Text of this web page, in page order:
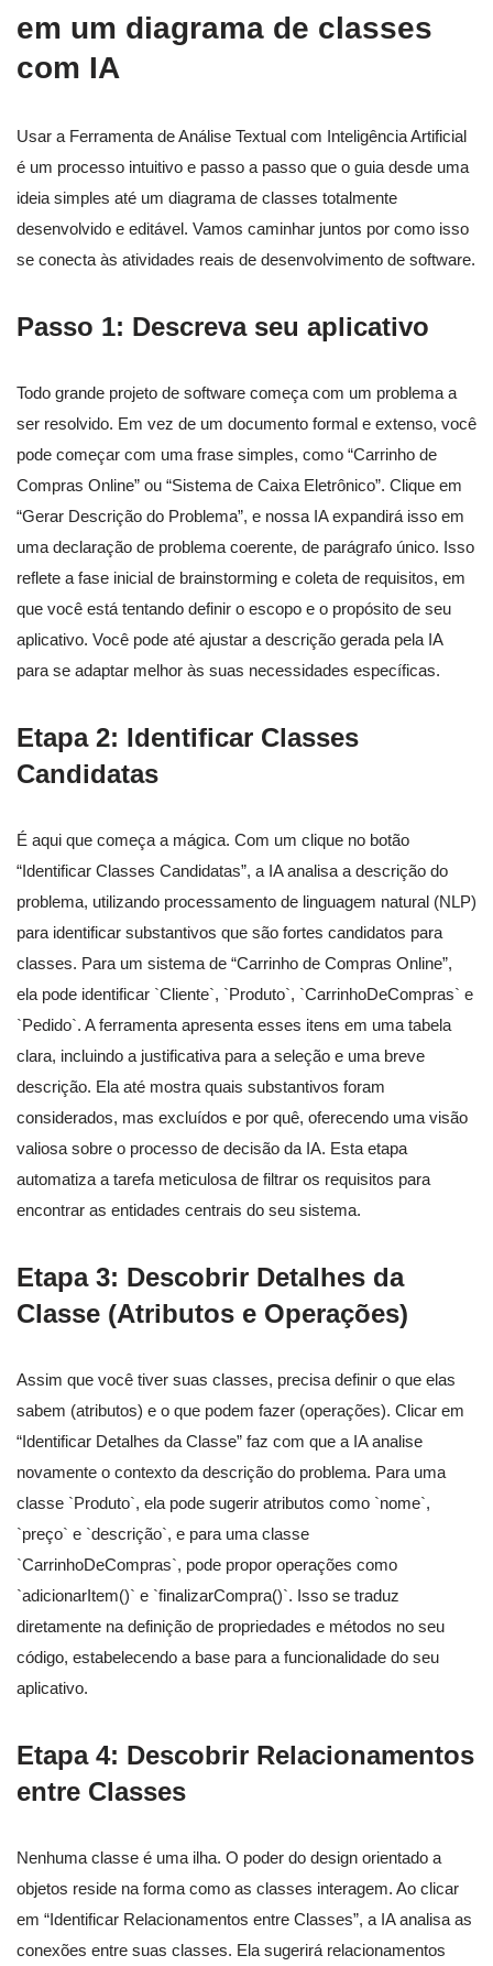
em um diagrama de classes
com IA
Usar a Ferramenta de Análise Textual com Inteligência Artificial
é um processo intuitivo e passo a passo que o guia desde uma
ideia simples até um diagrama de classes totalmente
desenvolvido e editável. Vamos caminhar juntos por como isso
se conecta às atividades reais de desenvolvimento de software.
Passo 1: Descreva seu aplicativo
Todo grande projeto de software começa com um problema a
ser resolvido. Em vez de um documento formal e extenso, você
pode começar com uma frase simples, como “Carrinho de
Compras Online” ou “Sistema de Caixa Eletrônico”. Clique em
“Gerar Descrição do Problema”, e nossa IA expandirá isso em
uma declaração de problema coerente, de parágrafo único. Isso
reflete a fase inicial de brainstorming e coleta de requisitos, em
que você está tentando definir o escopo e o propósito de seu
aplicativo. Você pode até ajustar a descrição gerada pela IA
para se adaptar melhor às suas necessidades específicas.
Etapa 2: Identificar Classes
Candidatas
É aqui que começa a mágica. Com um clique no botão
“Identificar Classes Candidatas”, a IA analisa a descrição do
problema, utilizando processamento de linguagem natural (NLP)
para identificar substantivos que são fortes candidatos para
classes. Para um sistema de “Carrinho de Compras Online”,
ela pode identificar `Cliente`, `Produto`, `CarrinhoDeCompras` e
`Pedido`. A ferramenta apresenta esses itens em uma tabela
clara, incluindo a justificativa para a seleção e uma breve
descrição. Ela até mostra quais substantivos foram
considerados, mas excluídos e por quê, oferecendo uma visão
valiosa sobre o processo de decisão da IA. Esta etapa
automatiza a tarefa meticulosa de filtrar os requisitos para
encontrar as entidades centrais do seu sistema.
Etapa 3: Descobrir Detalhes da
Classe (Atributos e Operações)
Assim que você tiver suas classes, precisa definir o que elas
sabem (atributos) e o que podem fazer (operações). Clicar em
“Identificar Detalhes da Classe” faz com que a IA analise
novamente o contexto da descrição do problema. Para uma
classe `Produto`, ela pode sugerir atributos como `nome`,
`preço` e `descrição`, e para uma classe
`CarrinhoDeCompras`, pode propor operações como
`adicionarItem()` e `finalizarCompra()`. Isso se traduz
diretamente na definição de propriedades e métodos no seu
código, estabelecendo a base para a funcionalidade do seu
aplicativo.
Etapa 4: Descobrir Relacionamentos
entre Classes
Nenhuma classe é uma ilha. O poder do design orientado a
objetos reside na forma como as classes interagem. Ao clicar
em “Identificar Relacionamentos entre Classes”, a IA analisa as
conexões entre suas classes. Ela sugerirá relacionamentos